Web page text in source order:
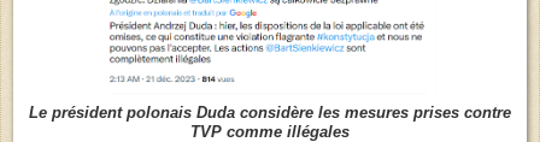
Le président polonais Duda considère les mesures prises contre
TVP comme illégales